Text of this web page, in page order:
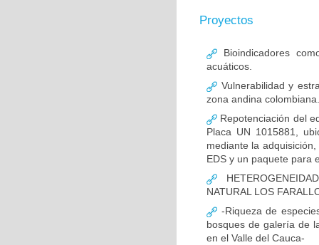
Proyectos
Bioindicadores
acuáticos.
Vulnerabilidad y
zona andina
Repotenciación del
Placa UN 1015881,
mediante la
EDS y un paquete para
NATURAL LOS
-Riqueza de
bosques de galería de
en el Valle del Cauca-